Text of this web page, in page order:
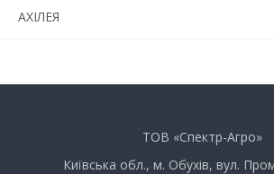
АХІЛЕЯ
ТОВ «Спектр-Агро»
Київська обл., м. Обухів, вул.